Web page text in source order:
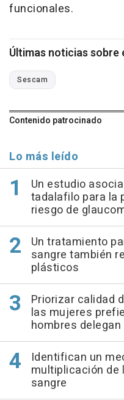
funcionales.
Últimas noticias sobre
Sescam
Contenido patrocinado
Lo más leído
Un estudio
tadalafilo para la
riesgo de
Un tratamiento
sangre también
plásticos
Priorizar calidad
las mujeres
hombres
Identifican un
multiplicación de
sangre